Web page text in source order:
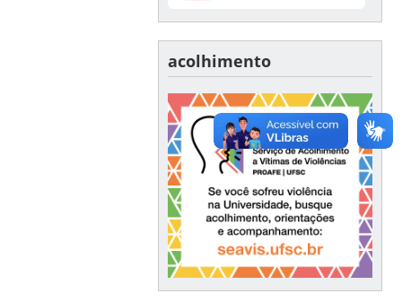
acolhimento